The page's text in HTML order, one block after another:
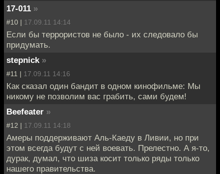
17-011 »
#10 | 17.09.11 14:14
Если бы террористов не было - их следовало бы
придумать.
stepnick »
#11 | 17.09.11 14:16
Как сказал один бандит в одном кинофильме: Мы
никому не позволим вас грабить, сами будем!
Beefeater »
#12 | 17.09.11 14:18
Амеры поддерживают Аль-Каеду в Ливии, но при
этом всегда будут с ней воевать. Прелестно. А я-то,
дурак, думал, что шиза косит только ряды только
нашего правительства.